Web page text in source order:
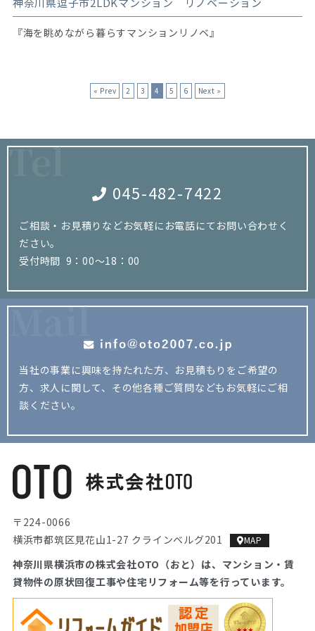
『海を眺めながら暮らすマンションリノベ』
« Prev 2 3 4 5 6 Next »
045-482-7422
ご相談・お見積りなどお気軽にお電話にてお問い合わせく
ださい。
受付時間 9：00～18：00
Tel
当社の事業に興味を持たれた方、お見積もりをご希望の
方、 求人に関して、その他各種ご質問などもお気軽にご相
談ください。
Mail
〒224-0066
横浜市都筑区見花山1-27 クラインベルグ201
MAP
神奈川県横浜市の株式会社OTO（おと）は、マンション・賃
貸物件の原状回復工事や住宅リフォーム等を行っています。